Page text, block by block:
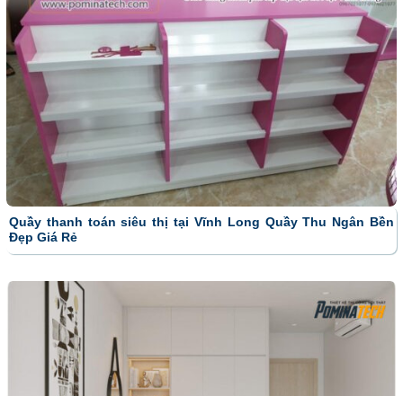
Quầy thanh toán siêu thị tại Vĩnh Long Quầy Thu Ngân Bền
Đẹp Giá Rẻ